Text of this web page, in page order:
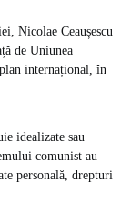
Nicolae Ceaușescu
de Uniunea
internațional, în
idealizate sau
comunist au
personală, drepturi